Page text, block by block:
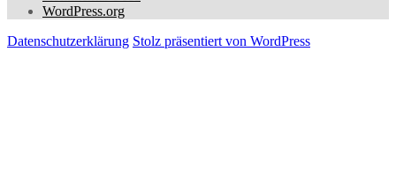
WordPress.org
Datenschutzerklärung Stolz präsentiert von WordPress